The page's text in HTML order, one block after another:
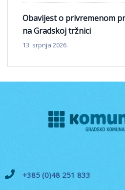
Obavijest o privremenom
na Gradskoj tržnici
13. srpnja 2026.
+385 (0)48 251 833